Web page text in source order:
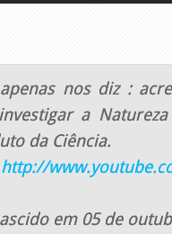
nos diz :
a
da Ciência.
http://
em 05 de